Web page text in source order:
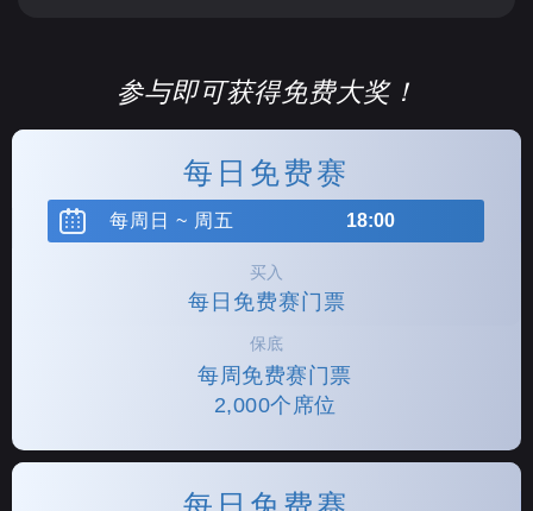
参与即可获得免费大奖！
每日免费赛
每周日 ~ 周五 18:00
买入
每日免费赛门票
保底
每周免费赛门票
2,000个席位